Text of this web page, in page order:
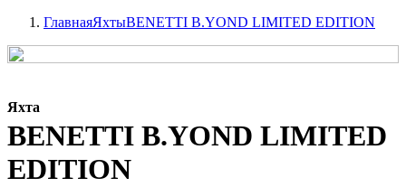
ГлавнаяЯхтыBENETTI B.YOND LIMITED EDITION
Яхта
BENETTI B.YOND LIMITED
EDITION